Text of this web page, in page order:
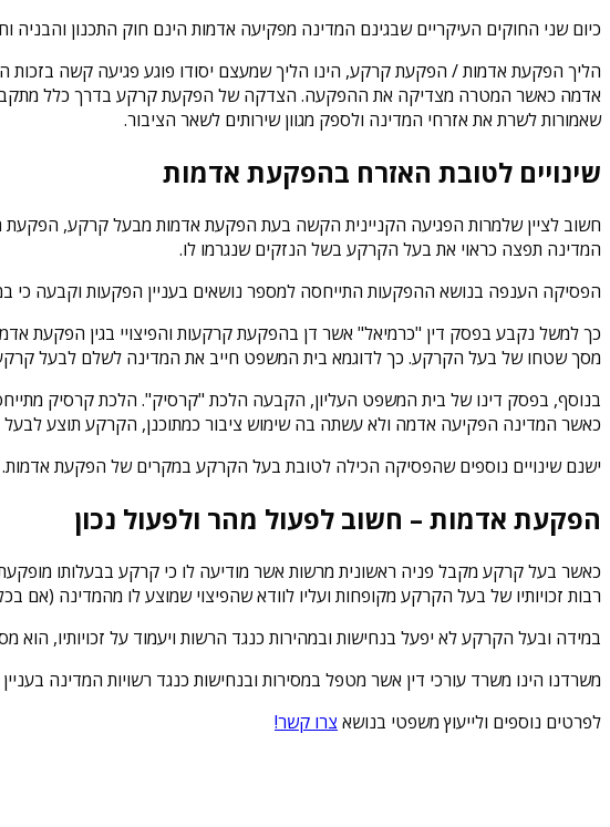
כיום שני החוקים העיקריים שבגינם המדינה מפקיעה אדמות הינם חוק התכנון והבניה
הליך הפקעת אדמות / הפקעת קרקע, הינו הליך שמעצם יסודו פוגע פגיעה קשה בזכות
אדמה כאשר המטרה מצדיקה את ההפקעה. הצדקה של הפקעת קרקע בדרך כלל מתקבלת
שאמורות לשרת את אזרחי המדינה ולספק מגוון שירותים לשאר הציבור.
שינויים לטובת האזרח בהפקעת אדמות
חשוב לציין שלמרות הפגיעה הקניינית הקשה בעת הפקעת אדמות מבעל קרקע,
המדינה תפצה כראוי את בעל הקרקע בשל הנזקים שנגרמו לו.
הפסיקה הענפה בנושא ההפקעות התייחסה למספר נושאים בעניין הפקעות וקבעה כי
מסך שטחו של בעל הקרקע. כך לדוגמא בית המשפט חייב את המדינה לשלם לבעל
כאשר המדינה הפקיעה אדמה ולא עשתה בה שימוש ציבור כמתוכנן, הקרקע תוצע
ישנם שינויים נוספים שהפסיקה הכילה לטובת בעל הקרקע במקרים של הפקעת
הפקעת אדמות – חשוב לפעול מהר ולפעול נכון
כאשר בעל קרקע מקבל פניה ראשונית מרשות אשר מודיעה לו כי קרקע בבעלותו
רבות זכויותיו של בעל הקרקע מקופחות ועליו לוודא שהפיצוי שמוצע לו מהמדינה (אם
במידה ובעל הקרקע לא יפעל בנחישות ובמהירות כנגד הרשות ויעמוד על זכויותיו,
משרדנו הינו משרד עורכי דין אשר מטפל במסירות ובנחישות כנגד רשויות המדינה
לפרטים נוספים ולייעוץ משפטי בנושא צרו קשר!